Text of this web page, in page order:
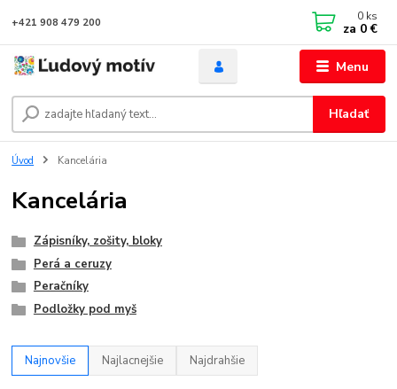
Menu
Hľadať
+421 908 479 200 0 ks
za 0 €
Úvod Kancelária
Kancelária
Zápisníky, zošity, bloky
Perá a ceruzy
Peračníky
Podložky pod myš
Najnovšie Najlacnejšie Najdrahšie